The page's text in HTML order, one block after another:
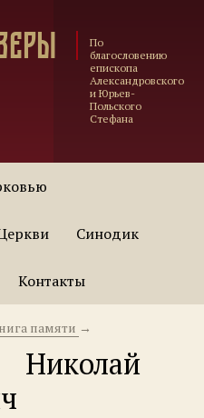
По
благословению
епископа
Александровского
и Юрьев-
Польского
Стефана
Синодик
Контакты
памяти →